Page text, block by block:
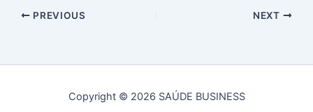
PREVIOUS NEXT
Copyright © 2026 SAÚDE BUSINESS